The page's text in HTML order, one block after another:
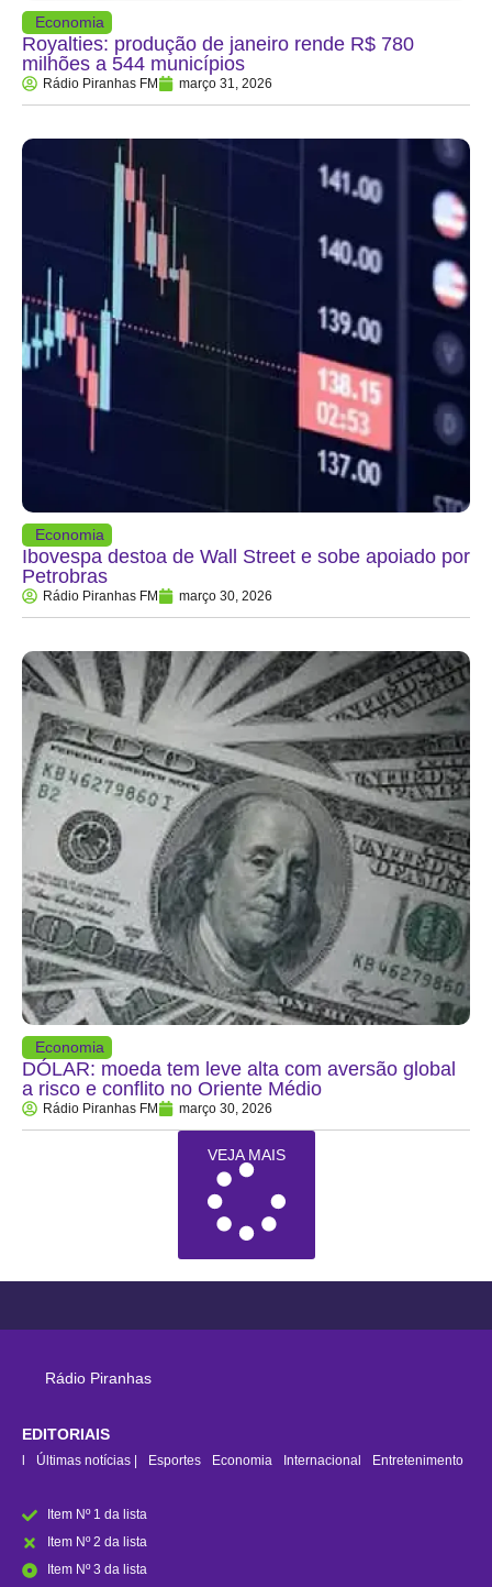
Economia
Royalties: produção de janeiro rende R$ 780
milhões a 544 municípios
Rádio Piranhas FM março 31, 2026
Economia
Ibovespa destoa de Wall Street e sobe apoiado por
Petrobras
Rádio Piranhas FM março 30, 2026
Economia
DÓLAR: moeda tem leve alta com aversão global
a risco e conflito no Oriente Médio
Rádio Piranhas FM março 30, 2026
VEJA MAIS
Rádio Piranhas
EDITORIAIS
Últimas notícias | Esportes Economia Internacional Entretenimento
Item Nº 1 da lista
Item Nº 2 da lista
Item Nº 3 da lista